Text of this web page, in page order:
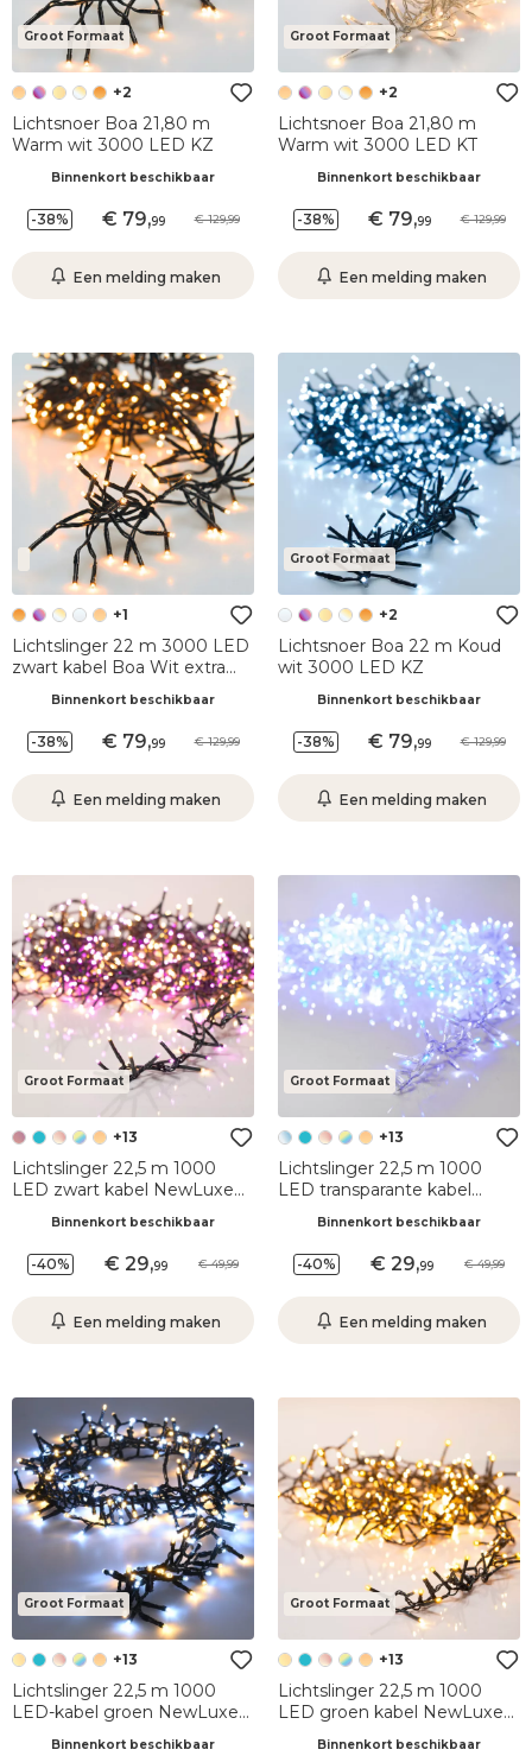
Groot Formaat
+2
Lichtsnoer Boa 21,80 m
Warm wit 3000 LED KZ
Binnenkort beschikbaar
-38% 79,99 129,99
Een melding maken
Groot Formaat
+2
Lichtsnoer Boa 21,80 m
Warm wit 3000 LED KT
Binnenkort beschikbaar
-38% 79,99 129,99
Een melding maken
+1
Lichtslinger 22 m 3000 LED
zwart kabel Boa Wit extra
Binnenkort beschikbaar
-38% 79,99 129,99
Een melding maken
Groot Formaat
+2
Lichtsnoer Boa 22 m Koud
wit 3000 LED KZ
Binnenkort beschikbaar
-38% 79,99 129,99
Een melding maken
Groot Formaat
+13
Lichtslinger 22,5 m 1000
LED zwart kabel NewLuxe
Binnenkort beschikbaar
-40% 29,99 49,99
Een melding maken
Groot Formaat
+13
Lichtslinger 22,5 m 1000
LED transparante kabel
Wit/blauw
Binnenkort beschikbaar
-40% 29,99 49,99
Een melding maken
Groot Formaat
+13
Lichtslinger 22,5 m 1000
LED-kabel groen NewLuxe
Binnenkort beschikbaar
Groot Formaat
+13
Lichtslinger 22,5 m 1000
LED groen kabel NewLuxe
Binnenkort beschikbaar